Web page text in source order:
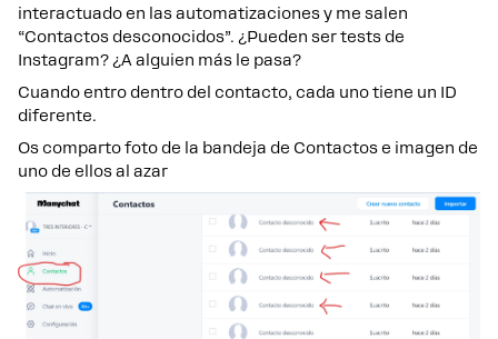
interactuado en las automatizaciones y me salen
“Contactos desconocidos”. ¿Pueden ser tests de
Instagram? ¿A alguien más le pasa?
Cuando entro dentro del contacto, cada uno tiene un ID
diferente.
Os comparto foto de la bandeja de Contactos e imagen de
uno de ellos al azar